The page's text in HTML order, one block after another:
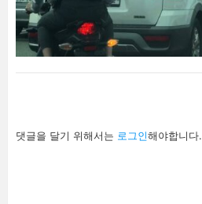
답
글
댓글을 달기 위해서는 로그인해야합니다.